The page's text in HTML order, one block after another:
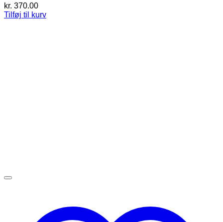
kr. 370.00
Tilføj til kurv